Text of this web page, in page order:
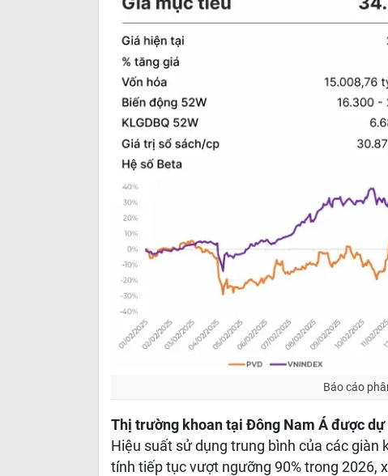
Báo cáo
Thị trường khoan tại Đông Nam Á được
Hiệu suất sử dụng trung bình của các
tính tiếp tục vượt ngưỡng 90% trong 2026,